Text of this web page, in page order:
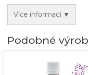
Více informací ▼
Podobné